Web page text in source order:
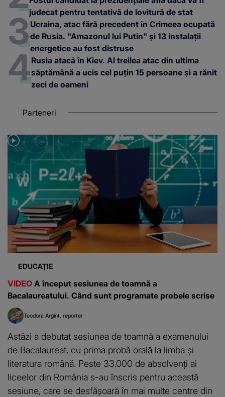
judecat pentru tentativă de lovitură de stat
Ucraina, atac fără precedent în Crimeea ocupată
de Rusia. "Amazonul lui Putin" și 13 instalații
energetice au fost distruse
Rusia atacă în Kiev. Al treilea atac din ultima
săptămână a ucis cel puțin 15 persoane și a rănit
zeci de oameni
Parteneri
EDUCAȚIE
VIDEO A început sesiunea de toamnă a
Bacalaureatului. Când sunt programate probele scrise
Teodora Argint reporter
Astăzi a debutat sesiunea de toamnă a examenului
de Bacalaureat, cu prima probă orală la limba și
literatura română. Peste 33.000 de absolvenți ai
liceelor din România s-au înscris pentru această
sesiune, care se desfășoară în mai multe centre din